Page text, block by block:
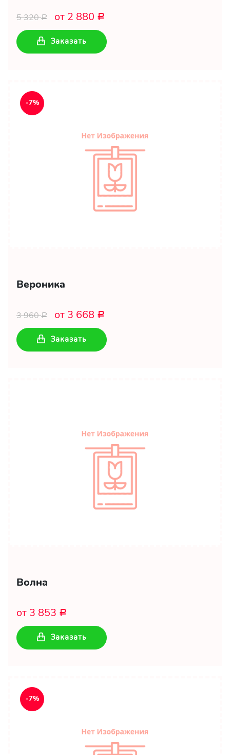
5 320Р от 2 880 Р
Заказать
-7%
Вероника
3 960Р от 3 668 Р
Заказать
Волна
от 3 853 Р
Заказать
-7%